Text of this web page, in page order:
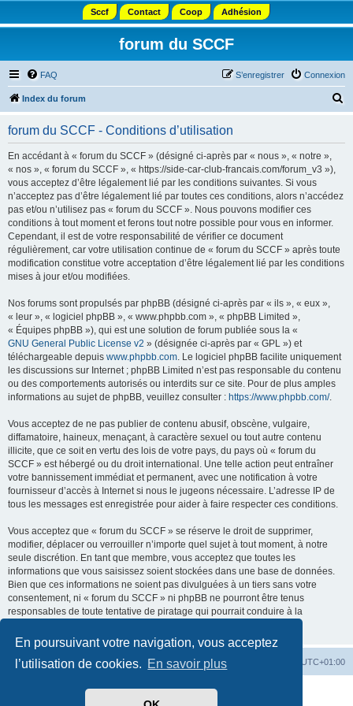
En poursuivant votre navigation, vous acceptez
l’utilisation de cookies. En savoir plus
Sccf Contact Coop Adhésion
forum du SCCF
FAQ Connexion
S’enregistrer
Index du forum
forum du SCCF - Conditions d’utilisation
En accédant à « forum du SCCF » (désigné ci-après par « nous », « notre »,
« nos », « forum du SCCF », « https://side-car-club-francais.com/forum_v3 »),
vous acceptez d’être légalement lié par les conditions suivantes. Si vous
n’acceptez pas d’être légalement lié par toutes ces conditions, alors n’accédez
pas et/ou n’utilisez pas « forum du SCCF ». Nous pouvons modifier ces
conditions à tout moment et ferons tout notre possible pour vous en informer.
Cependant, il est de votre responsabilité de vérifier ce document
régulièrement, car votre utilisation continue de « forum du SCCF » après toute
modification constitue votre acceptation d’être légalement lié par les conditions
mises à jour et/ou modifiées.
Nos forums sont propulsés par phpBB (désigné ci-après par « ils », « eux »,
« leur », « logiciel phpBB », « www.phpbb.com », « phpBB Limited »,
« Équipes phpBB »), qui est une solution de forum publiée sous la «
GNU General Public License v2 » (désignée ci-après par « GPL ») et
téléchargeable depuis www.phpbb.com. Le logiciel phpBB facilite uniquement
les discussions sur Internet ; phpBB Limited n’est pas responsable du contenu
ou des comportements autorisés ou interdits sur ce site. Pour de plus amples
informations au sujet de phpBB, veuillez consulter : https://www.phpbb.com/.
Vous acceptez de ne pas publier de contenu abusif, obscène, vulgaire,
diffamatoire, haineux, menaçant, à caractère sexuel ou tout autre contenu
illicite, que ce soit en vertu des lois de votre pays, du pays où « forum du
SCCF » est hébergé ou du droit international. Une telle action peut entraîner
votre bannissement immédiat et permanent, avec une notification à votre
fournisseur d’accès à Internet si nous le jugeons nécessaire. L’adresse IP de
tous les messages est enregistrée pour aider à faire respecter ces conditions.
Vous acceptez que « forum du SCCF » se réserve le droit de supprimer,
modifier, déplacer ou verrouiller n’importe quel sujet à tout moment, à notre
seule discrétion. En tant que membre, vous acceptez que toutes les
informations que vous saisissez soient stockées dans une base de données.
Bien que ces informations ne soient pas divulguées à un tiers sans votre
consentement, ni « forum du SCCF » ni phpBB ne pourront être tenus
responsables de toute tentative de piratage qui pourrait conduire à la
Index du forum UTC+01:00
Développé parphpBB® Forum Software © phpBB Limited
Traduit par